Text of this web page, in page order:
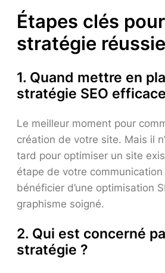
Étapes clés
stratégie réussie
1. Quand mettre en
stratégie SEO
Le meilleur moment pour
création de votre site. Mais il
tard pour optimiser un site
étape de votre
bénéficier d’une optimisation
graphisme soigné.
2. Qui est concerné
stratégie ?